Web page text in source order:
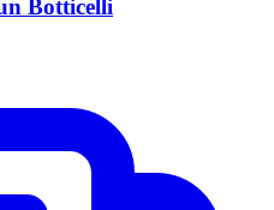
Botticelli